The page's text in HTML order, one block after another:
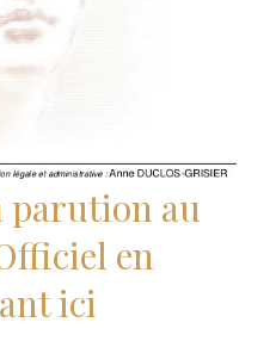
parution au
en
ici